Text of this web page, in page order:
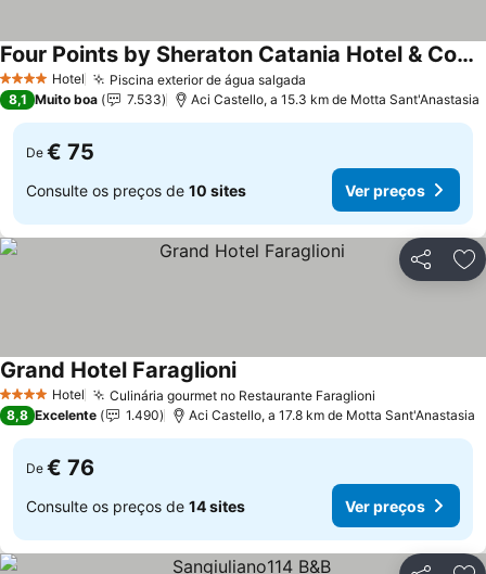
4 EstrelasHotel Piscina exterior de água salgada
Four Points by Sheraton Catania Hotel & Conference Center
8,1 Muito boa 7.533 Aci Castello, a 15.3 km de Motta Sant'Anastasia
De € 75
Consulte os preços de 10 sites Ver preços
Partilhar
4 EstrelasHotel Culinária gourmet no Restaurante Faraglioni
Grand Hotel Faraglioni
8,8 Excelente 1.490 Aci Castello, a 17.8 km de Motta Sant'Anastasia
De € 76
Consulte os preços de 14 sites Ver preços